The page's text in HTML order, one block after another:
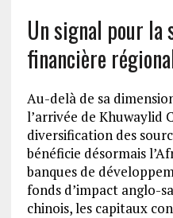
Un signal pour la
financière
Au-delà de sa
l’arrivée de Khuwaylid
diversification des
bénéficie désormais
banques de
fonds d’impact anglo-
chinois, les capitaux